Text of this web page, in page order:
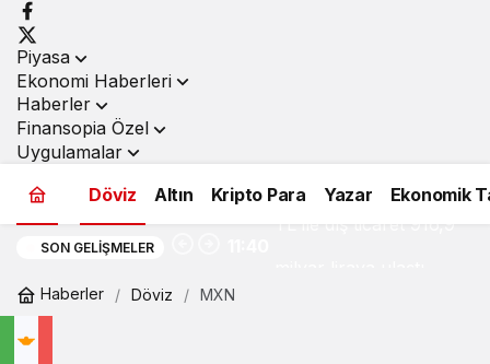
Piyasa
Ekonomi Haberleri
Haberler
Finansopia Özel
Uygulamalar
Döviz
Altın Kripto Para Yazar Ekonomik
SON GELIŞMELER
TL ile dış ticaret 916,9
Haberler Döviz MXN